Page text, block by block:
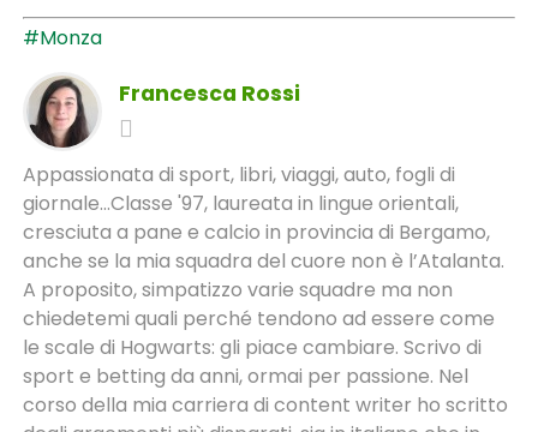
#Monza
Francesca Rossi
Appassionata di sport, libri, viaggi, auto, fogli di
giornale...Classe '97, laureata in lingue orientali,
cresciuta a pane e calcio in provincia di Bergamo,
anche se la mia squadra del cuore non è l’Atalanta.
A proposito, simpatizzo varie squadre ma non
chiedetemi quali perché tendono ad essere come
le scale di Hogwarts: gli piace cambiare. Scrivo di
sport e betting da anni, ormai per passione. Nel
corso della mia carriera di content writer ho scritto